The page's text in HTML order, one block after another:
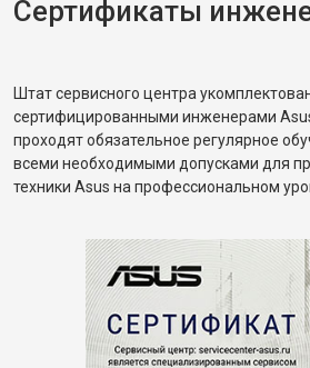
Сертификаты
Штат сервисного центра
сертифицированными инженерами
проходят обязательное регулярное
всеми необходимыми допусками для
техники Asus на профессиональном